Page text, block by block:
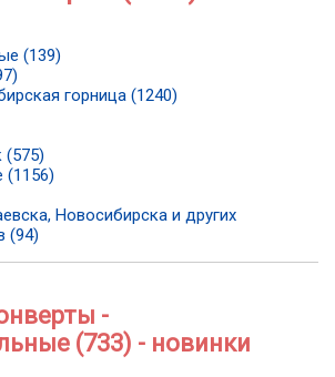
-
(733) - новинки
(139)
горница (1240)
(575)
(1156)
Новосибирска и других
(94)